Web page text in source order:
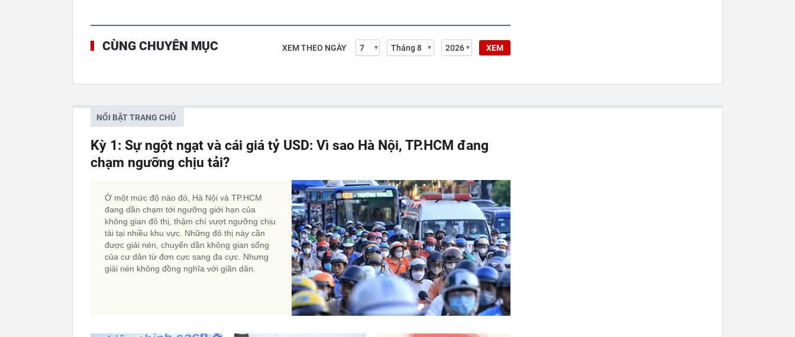
CÙNG CHUYÊN MỤC XEM THEO NGÀY XEM
NỔI BẬT TRANG CHỦ
Kỳ 1: Sự ngột ngạt và cái giá tỷ USD: Vì sao Hà Nội, TP.HCM đang
chạm ngưỡng chịu tải?
Ở một mức độ nào đó, Hà Nội và TP.HCM
đang dần chạm tới ngưỡng giới hạn của
không gian đô thị, thậm chí vượt ngưỡng chịu
tải tại nhiều khu vực. Những đô thị này cần
được giải nén, chuyển dần không gian sống
của cư dân từ đơn cực sang đa cực. Nhưng
giải nén không đồng nghĩa với giãn dân.